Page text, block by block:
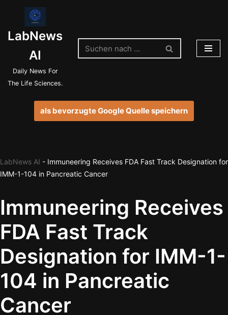
Inhalt
springen
LabNews
AI
Daily News For
The Life Sciences.
als bevorzugte Google Quelle speichern
LabNews AI - Immuneering Receives FDA Fast Track Designation for
IMM-1-104 in Pancreatic Cancer
Immuneering Receives
FDA Fast Track
Designation for IMM-1-
104 in Pancreatic
Cancer